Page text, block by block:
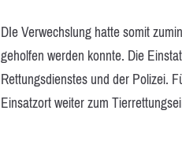
DIe Verwechslung hatte somit
geholfen werden konnte. Die
Rettungsdienstes und der Polizei.
Einsatzort weiter zum